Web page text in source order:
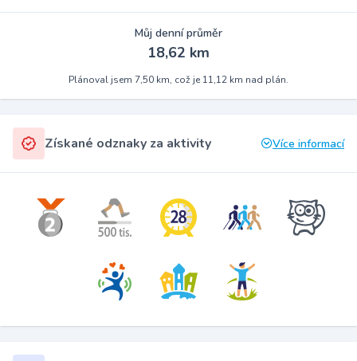
Můj denní průměr
18,62 km
Plánoval jsem 7,50 km, což je 11,12 km nad plán.
Získané odznaky za aktivity Více informací